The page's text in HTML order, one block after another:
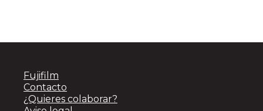
Fujifilm
Contacto
¿Quieres colaborar?